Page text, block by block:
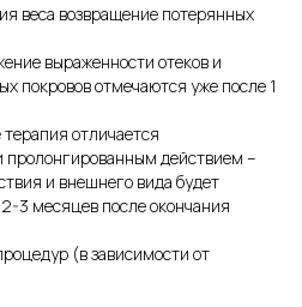
веса возвращение потерянных
выраженности отеков и
покровов отмечаются уже после 1
терапия отличается
действием –
и внешнего вида будет
3 месяцев после окончания
(в зависимости от